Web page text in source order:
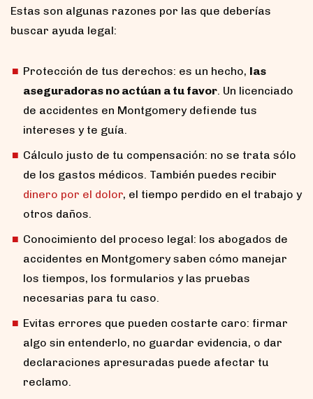
Estas son algunas razones por las que deberías
buscar ayuda legal:
Protección de tus derechos: es un hecho, las
aseguradoras no actúan a tu favor. Un licenciado
de accidentes en Montgomery defiende tus
intereses y te guía.
Cálculo justo de tu compensación: no se trata sólo
de los gastos médicos. También puedes recibir
dinero por el dolor, el tiempo perdido en el trabajo y
otros daños.
Conocimiento del proceso legal: los abogados de
accidentes en Montgomery saben cómo manejar
los tiempos, los formularios y las pruebas
necesarias para tu caso.
Evitas errores que pueden costarte caro: firmar
algo sin entenderlo, no guardar evidencia, o dar
declaraciones apresuradas puede afectar tu
reclamo.